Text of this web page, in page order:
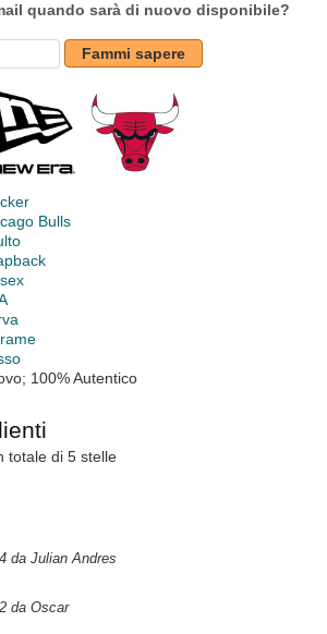
quando sarà di nuovo disponibile?
Fammi sapere
Bulls
100% Autentico
totale di 5 stelle
da Julian Andres
da Oscar